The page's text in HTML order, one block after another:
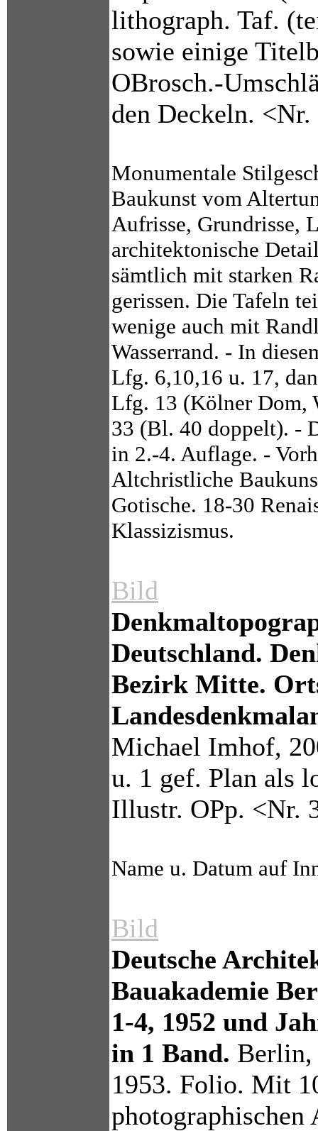
lithograph. Taf.
sowie einige
OBrosch.-
den Deckeln. <Nr.
Monumentale
Baukunst vom
Aufrisse, Grundrisse,
architektonische
sämtlich mit starken
gerissen. Die Tafeln
wenige auch mit
Wasserrand. - In
Lfg. 6,10,16 u. 17,
Lfg. 13 (Kölner Dom,
33 (Bl. 40 doppelt). -
in 2.-4. Auflage. -
Altchristliche
Gotische. 18-30
Klassizismus.
Bild
Deutschland.
Bezirk Mitte.
Michael Imhof,
u. 1 gef. Plan als
Illustr. OPp. <Nr.
Name u. Datum auf
Bild
Deutsche
Bauakademie
1-4, 1952 und
in 1 Band. Berlin,
1953. Folio. Mit
photographischen